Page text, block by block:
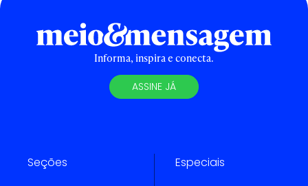
Informa, inspira e conecta.
ASSINE JÁ
Seções Especiais